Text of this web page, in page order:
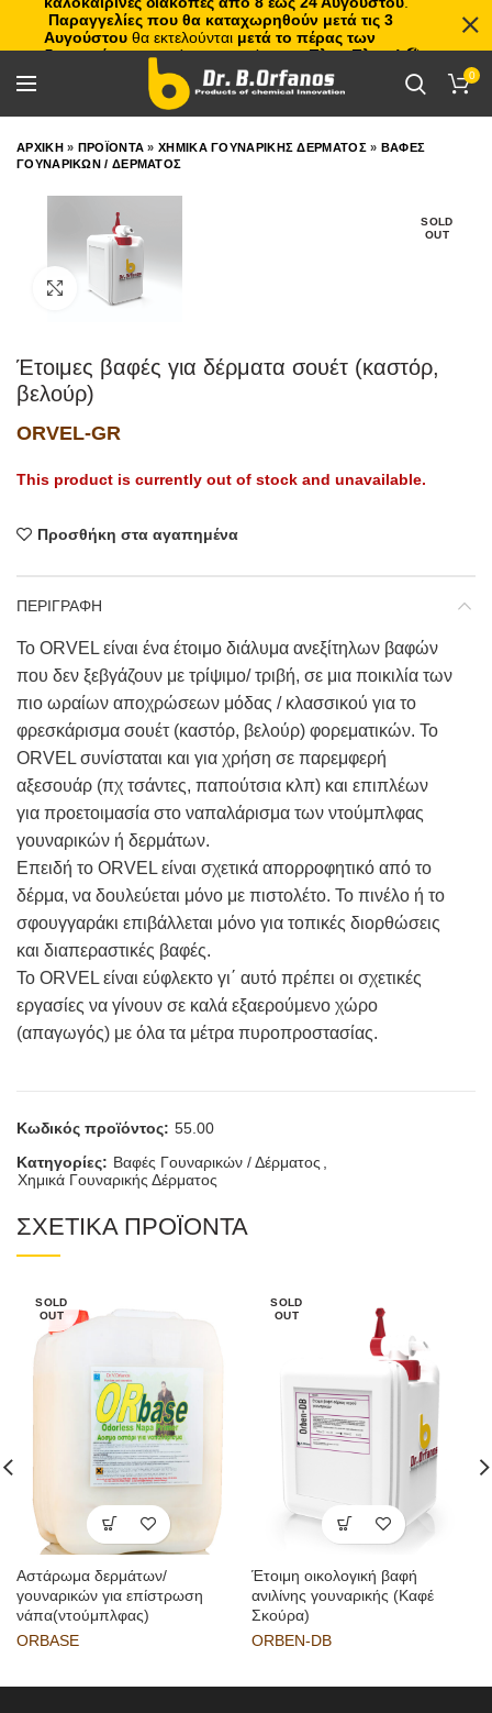
0
ΑΡΧΙΚΗ» ΠΡΟΪΟΝΤΑ »ΧΗΜΙΚΑ ΓΟΥΝΑΡΙΚΗΣ ΔΕΡΜΑΤΟΣ » ΒΑΦΕΣ
ΓΟΥΝΑΡΙΚΩΝ / ΔΕΡΜΑΤΟΣ
SOLD
OUT
Click to enlarge
Έτοιμες βαφές για δέρματα σουέτ (καστόρ,
βελούρ)
ORVEL-GR
This product is currently out of stock and unavailable.
Προσθήκη στα αγαπημένα
ΠΕΡΙΓΡΑΦΗ
Το ORVEL είναι ένα έτοιμο διάλυμα ανεξίτηλων βαφών
που δεν ξεβγάζουν με τρίψιμο/ τριβή, σε μια ποικιλία των
πιο ωραίων αποχρώσεων μόδας / κλασσικού για το
φρεσκάρισμα σουέτ (καστόρ, βελούρ) φορεματικών. Το
ORVEL συνίσταται και για χρήση σε παρεμφερή
αξεσουάρ (πχ τσάντες, παπούτσια κλπ) και επιπλέων
για προετοιμασία στο ναπαλάρισμα των ντούμπλφας
γουναρικών ή δερμάτων.
Επειδή το ORVEL είναι σχετικά απορροφητικό από το
δέρμα, να δουλεύεται μόνο με πιστολέτο. Το πινέλο ή το
σφουγγαράκι επιβάλλεται μόνο για τοπικές διορθώσεις
και διαπεραστικές βαφές.
Το ORVEL είναι εύφλεκτο γι΄ αυτό πρέπει οι σχετικές
εργασίες να γίνουν σε καλά εξαερούμενο χώρο
(απαγωγός) με όλα τα μέτρα πυροπροστασίας.
Κωδικός προϊόντος: 55.00
Κατηγορίες: Βαφές Γουναρικών / Δέρματος
Χημικά Γουναρικής Δέρματος
ΣΧΕΤΙΚΑ ΠΡΟΪΟΝΤΑ
SOLD
OUT
Αστάρωμα δερμάτων/
γουναρικών για επίστρωση
νάπα(ντούμπλφας)
ORBASE
SOLD
OUT
Έτοιμη οικολογική βαφή
ανιλίνης γουναρικής (Καφέ
Σκούρα)
ORBEN-DB
Παραγγελίες που θα καταχωρηθούν μετά τις 3
Αυγούστου θα εκτελούνται μετά το πέρας των
διακοπών, με σειρά προτεραιότητας.Πλιτς Πλατς!🏖️🌊